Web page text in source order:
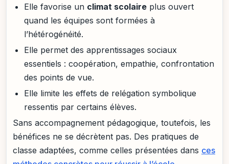
Elle favorise un climat scolaire plus ouvert
quand les équipes sont formées à
l’hétérogénéité.
Elle permet des apprentissages sociaux
essentiels : coopération, empathie, confrontation
des points de vue.
Elle limite les effets de relégation symbolique
ressentis par certains élèves.
Sans accompagnement pédagogique, toutefois, les
bénéfices ne se décrètent pas. Des pratiques de
classe adaptées, comme celles présentées dans ces